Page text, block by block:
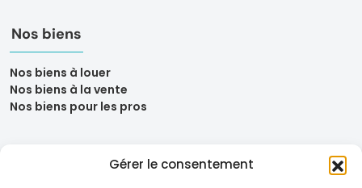
Gérer le consentement
Nos biens
Nos biens à louer
Nos biens à la vente
Nos biens pour les pros